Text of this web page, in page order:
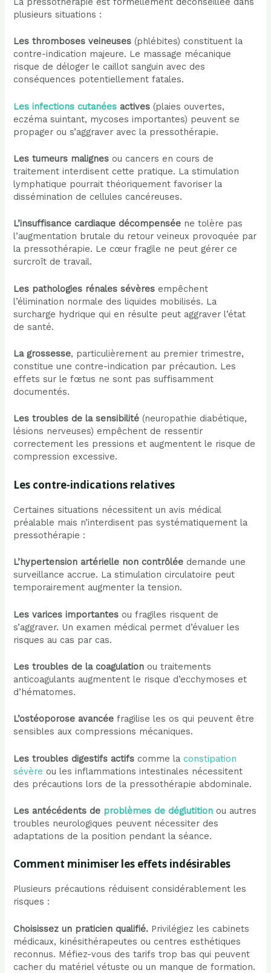
plusieurs situations :
Les thromboses veineuses (phlébites) constituent la
contre-indication majeure. Le massage mécanique
risque de déloger le caillot sanguin avec des
conséquences potentiellement fatales.
Les infections cutanées actives (plaies ouvertes,
eczéma suintant, mycoses importantes) peuvent se
propager ou s’aggraver avec la pressothérapie.
Les tumeurs malignes ou cancers en cours de
traitement interdisent cette pratique. La stimulation
lymphatique pourrait théoriquement favoriser la
dissémination de cellules cancéreuses.
L’insuffisance cardiaque décompensée ne tolère pas
l’augmentation brutale du retour veineux provoquée par
la pressothérapie. Le cœur fragile ne peut gérer ce
surcroît de travail.
Les pathologies rénales sévères empêchent
l’élimination normale des liquides mobilisés. La
surcharge hydrique qui en résulte peut aggraver l’état
de santé.
La grossesse, particulièrement au premier trimestre,
constitue une contre-indication par précaution. Les
effets sur le fœtus ne sont pas suffisamment
documentés.
Les troubles de la sensibilité (neuropathie diabétique,
lésions nerveuses) empêchent de ressentir
correctement les pressions et augmentent le risque de
compression excessive.
Les contre-indications relatives
Certaines situations nécessitent un avis médical
préalable mais n’interdisent pas systématiquement la
pressothérapie :
L’hypertension artérielle non contrôlée demande une
surveillance accrue. La stimulation circulatoire peut
temporairement augmenter la tension.
Les varices importantes ou fragiles risquent de
s’aggraver. Un examen médical permet d’évaluer les
risques au cas par cas.
Les troubles de la coagulation ou traitements
anticoagulants augmentent le risque d’ecchymoses et
d’hématomes.
L’ostéoporose avancée fragilise les os qui peuvent être
sensibles aux compressions mécaniques.
Les troubles digestifs actifs comme laconstipation
sévère ou les inflammations intestinales nécessitent
des précautions lors de la pressothérapie abdominale.
Les antécédents de problèmes de déglutition ou autres
troubles neurologiques peuvent nécessiter des
adaptations de la position pendant la séance.
Comment minimiser les effets indésirables
Plusieurs précautions réduisent considérablement les
risques :
Choisissez un praticien qualifié. Privilégiez les cabinets
médicaux, kinésithérapeutes ou centres esthétiques
reconnus. Méfiez-vous des tarifs trop bas qui peuvent
cacher du matériel vétuste ou un manque de formation.